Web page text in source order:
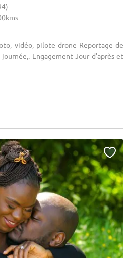
vidéo, pilote drone Reportage de
Engagement Jour d'après et